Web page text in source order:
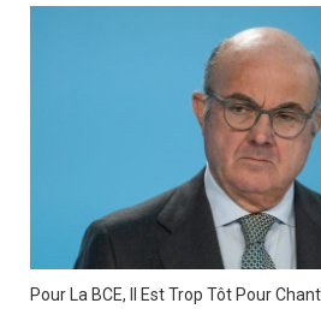
Pour La BCE, Il Est Trop Tôt Pour